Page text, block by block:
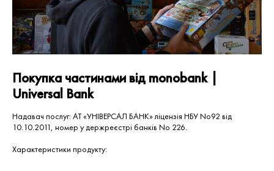
Покупка частинами від monobank |
Universal Bank
Надавач послуг: АТ «УНІВЕРСАЛ БАНК» ліцензія НБУ No92 від
10.10.2011, номер у держреєстрі банків No 226.
Характеристики продукту: